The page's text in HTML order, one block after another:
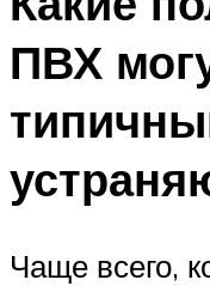
ПВХ
Чаще всего,